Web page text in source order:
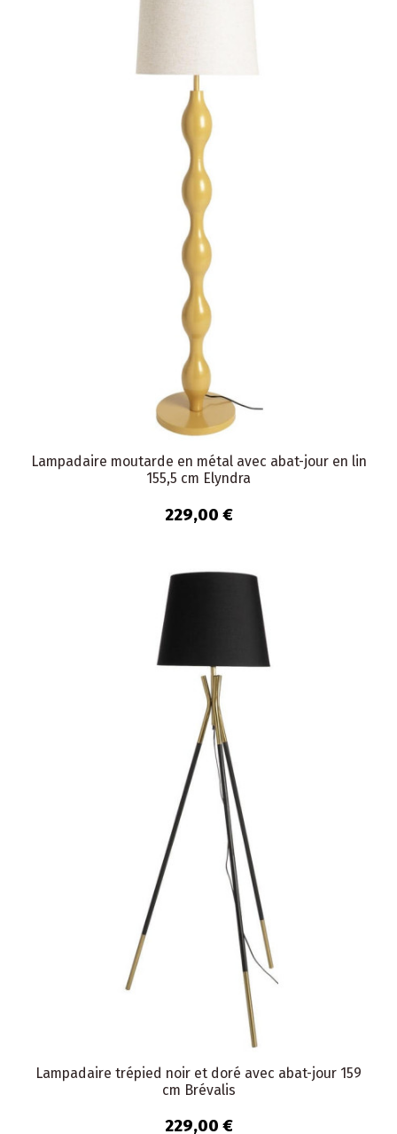
Lampadaire moutarde en métal avec abat-jour en lin
155,5 cm Elyndra
229,00 €
Lampadaire trépied noir et doré avec abat-jour 159
cm Brévalis
229,00 €